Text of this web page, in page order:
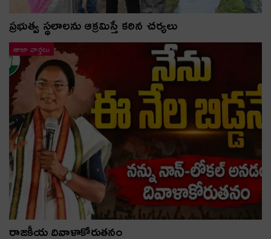
ప్రభుత్వ స్థలాలను ఆక్రమిస్తే కఠిన చర్యలు
తాజా వార్తలు
రాజకీయ దివాళాకోరుతనం